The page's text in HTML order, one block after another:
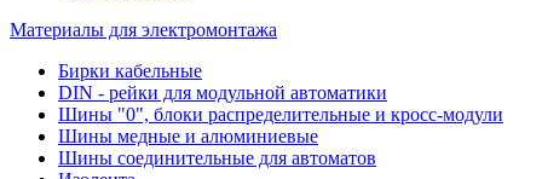
Материалы для электромонтажа
Бирки кабельные
DIN - рейки для модульной автоматики
Шины "0", блоки распределительные и кросс-модули
Шины медные и алюминиевые
Шины соединительные для автоматов